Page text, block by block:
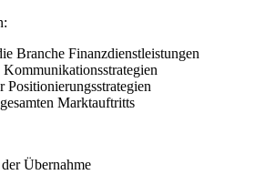
Branche Finanzdienstleistungen
Positionierungsstrategien
Marktauftritts
Übernahme